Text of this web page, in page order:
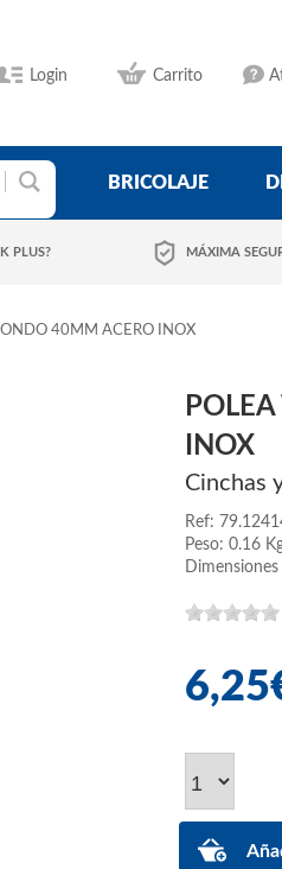
Login Carrito
BRICOLAJE
PLUS? MÁXIMA
40MM ACERO INOX
INOX
Cinchas
Ref:
Peso: 0.16